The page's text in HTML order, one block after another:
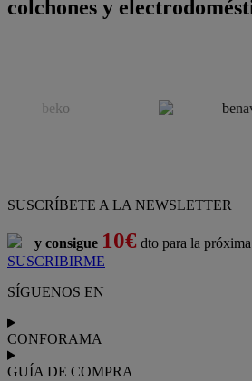
colchones y
SUSCRÍBETE A LA NEWSLETTER
y consigue 10€ dto para la
SUSCRIBIRME
SÍGUENOS EN
CONFORAMA
GUÍA DE COMPRA